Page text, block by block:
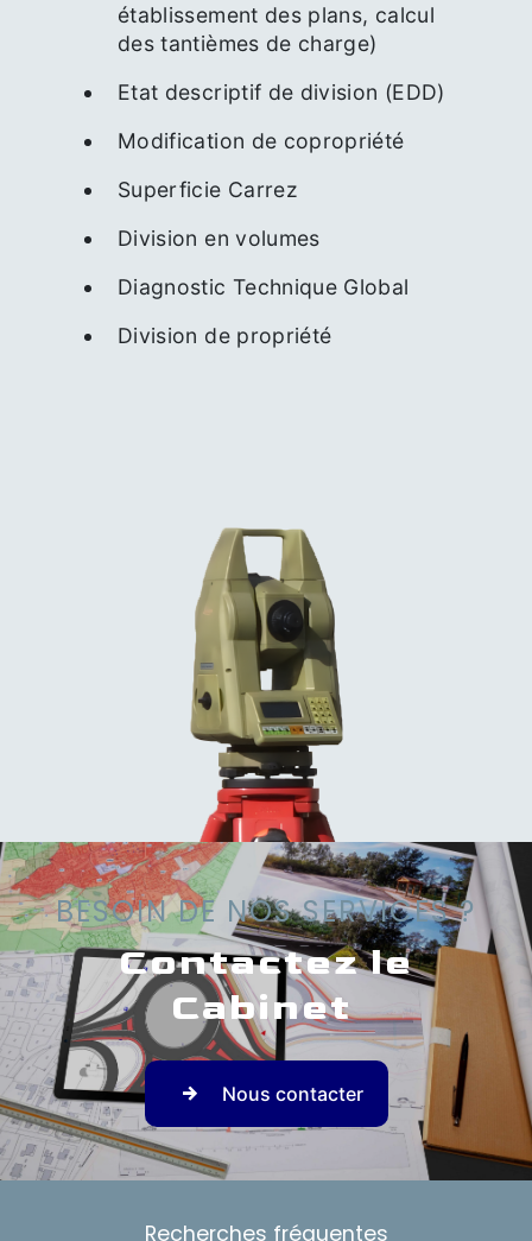
établissement des plans, calcul
des tantièmes de charge)
Etat descriptif de division (EDD)
Modification de copropriété
Superficie Carrez
Division en volumes
Diagnostic Technique Global
Division de propriété
BESOIN DE NOS SERVICES ?
Contactez le
Cabinet
Nous contacter
Recherches fréquentes